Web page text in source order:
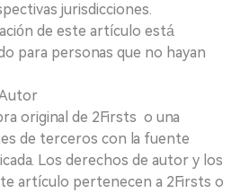
jurisdicciones.
de este artículo está
para personas que no hayan
original de 2Firsts o una
de terceros con la fuente
Los derechos de autor y los
artículo pertenecen a 2Firsts o